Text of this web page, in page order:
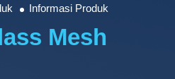
Informasi Produk
Mesh